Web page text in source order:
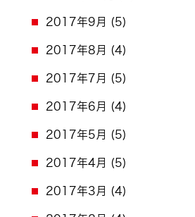
2017年9月 (5)
2017年8月 (4)
2017年7月 (5)
2017年6月 (4)
2017年5月 (5)
2017年4月 (5)
2017年3月 (4)